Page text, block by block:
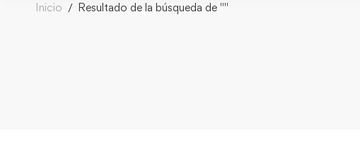
Inicio Resultado de la búsqueda de ""